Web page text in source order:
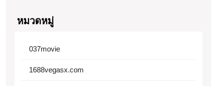
หมวดหมู่
037movie
1688vegasx.com